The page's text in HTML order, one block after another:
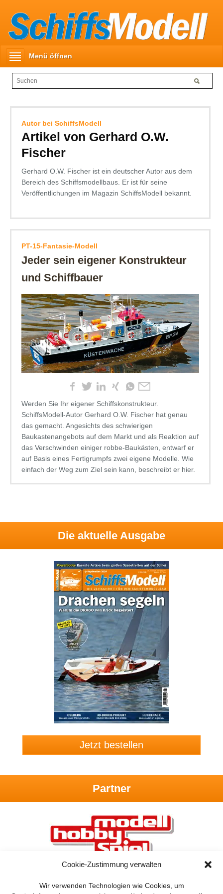
Cookie-Zustimmung verwalten
Wir verwenden Technologien wie Cookies, um
Menü öffnen
Autor bei SchiffsModell
Artikel von Gerhard O.W.
Fischer
Gerhard O.W. Fischer ist ein deutscher Autor aus dem
Bereich des Schiffsmodellbaus. Er ist für seine
Veröffentlichungen im Magazin SchiffsModell bekannt.
PT-15-Fantasie-Modell
Jeder sein eigener Konstrukteur
und Schiffbauer
Werden Sie Ihr eigener Schiffskonstrukteur.
SchiffsModell-Autor Gerhard O.W. Fischer hat genau
das gemacht. Angesichts des schwierigen
Baukastenangebots auf dem Markt und als Reaktion auf
das Verschwinden einiger robbe-Baukästen, entwarf er
auf Basis eines Fertigrumpfs zwei eigene Modelle. Wie
einfach der Weg zum Ziel sein kann, beschreibt er hier.
Die aktuelle Ausgabe
Jetzt bestellen
Partner